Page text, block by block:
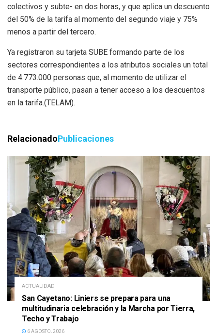
colectivos y subte- en dos horas, y que aplica un descuento
del 50% de la tarifa al momento del segundo viaje y 75%
menos a partir del tercero.
Ya registraron su tarjeta SUBE formando parte de los
sectores correspondientes a los atributos sociales un total
de 4.773.000 personas que, al momento de utilizar el
transporte público, pasan a tener acceso a los descuentos
en la tarifa.(TELAM).
RelacionadoPublicaciones
ACTUALIDAD
San Cayetano: Liniers se prepara para una
multitudinaria celebración y la Marcha por Tierra,
Techo y Trabajo
6 AGOSTO, 2026